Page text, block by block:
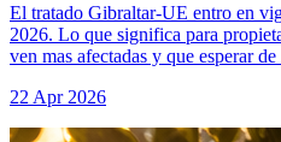
El tratado Gibraltar-UE entro en
2026. Lo que significa para
ven mas afectadas y que esperar
22 Apr 2026